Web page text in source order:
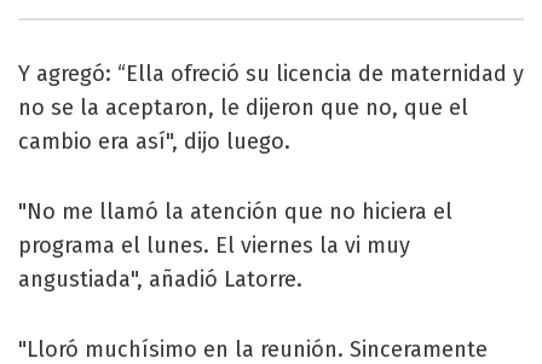
Y agregó: “Ella ofreció su licencia de maternidad y
no se la aceptaron, le dijeron que no, que el
cambio era así", dijo luego.
"No me llamó la atención que no hiciera el
programa el lunes. El viernes la vi muy
angustiada", añadió Latorre.
"Lloró muchísimo en la reunión. Sinceramente